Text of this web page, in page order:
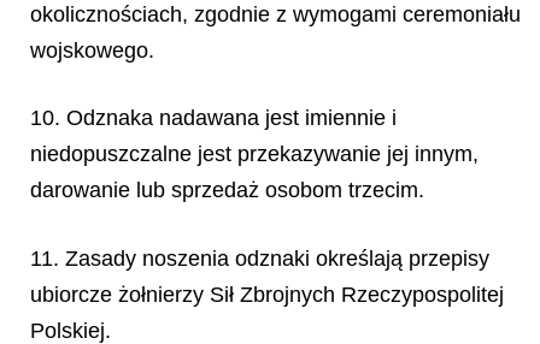
okolicznościach, zgodnie z wymogami ceremoniału
wojskowego.
10. Odznaka nadawana jest imiennie i
niedopuszczalne jest przekazywanie jej innym,
darowanie lub sprzedaż osobom trzecim.
11. Zasady noszenia odznaki określają przepisy
ubiorcze żołnierzy Sił Zbrojnych Rzeczypospolitej
Polskiej.